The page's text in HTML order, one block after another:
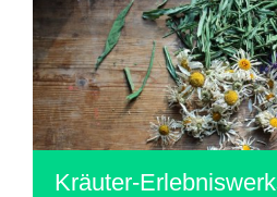
Kräuter-